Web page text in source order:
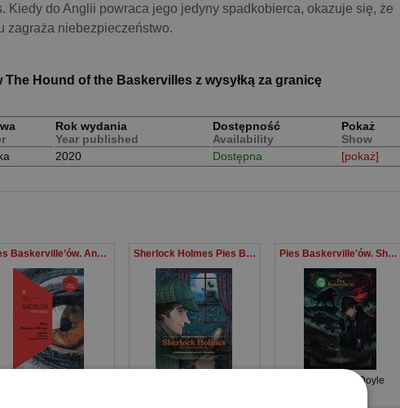
Kiedy do Anglii powraca jego jedyny spadkobierca, okazuje się, że
zagraża niebezpieczeństwo.
Hound of the Baskervilles z wysyłką za granicę
Rok wydania
Year published
Dostępność
Availability
Pokaż
Show
2020 Dostępna [pokaż]
Pies Baskerville’ów. Angielski z Arthurem Conanem Doylem. Sherlock Holmes Pies Baskerville’ów Pies Baskerville'ów. Sherlock Holmes
Arthur Conan Doyle